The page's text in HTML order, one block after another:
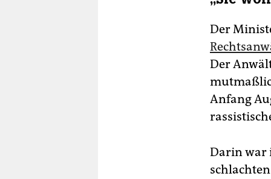
Der
Der
Anfang
Darin war